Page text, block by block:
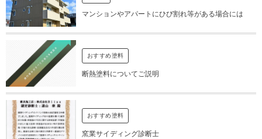
マンションやアパートにひび割れ等がある場合には
おすすめ塗料
断熱塗料についてご説明
おすすめ塗料
窯業サイディング診断士